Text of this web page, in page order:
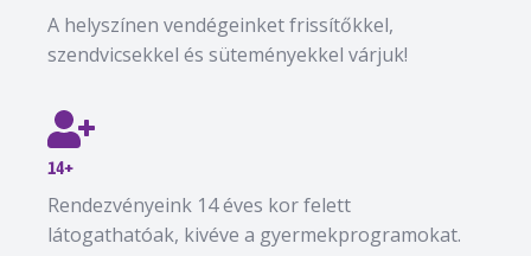
A helyszínen vendégeinket frissítőkkel,
szendvicsekkel és süteményekkel várjuk!
14+
Rendezvényeink 14 éves kor felett
látogathatóak, kivéve a gyermekprogramokat.